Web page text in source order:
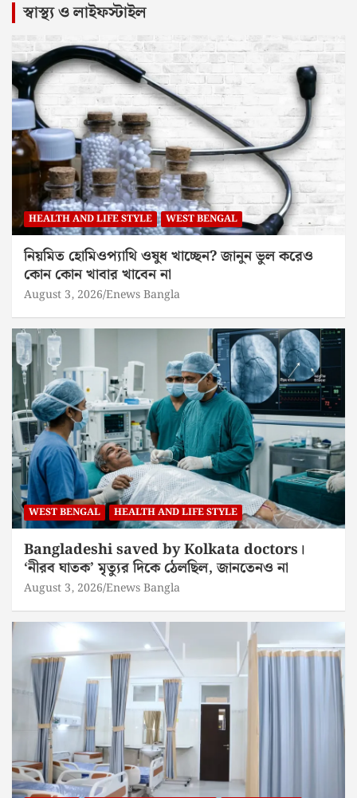
স্বাস্থ্য ও লাইফস্টাইল
HEALTH AND LIFE STYLE WEST BENGAL
নিয়মিত হোমিওপ্যাথি ওষুধ খাচ্ছেন? জানুন ভুল করেও
কোন কোন খাবার খাবেন না
August 3, 2026 Enews Bangla
WEST BENGAL HEALTH AND LIFE STYLE
Bangladeshi saved by Kolkata doctors।
‘নীরব ঘাতক’ মৃত্যুর দিকে ঠেলছিল, জানতেনও না
August 3, 2026 Enews Bangla